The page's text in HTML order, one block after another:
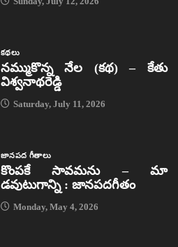
కథలు
నమ్ముకొన్న నేల (కథ) – కేతు
విశ్వనాథరెడ్డి
Saturday, July 11, 2026
జానపద గీతాలు
కొంపకే సావమను – మా
డవుటుగాన్ని : జానపదగీతం
Monday, May 4, 2026